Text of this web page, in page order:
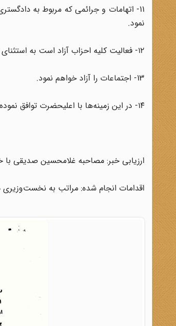
11- اتهامات و جرائمی که مربوط به
نمود.
۱۲- فعالیت کلیه احزاب آزاد است به استثنای حزب کمونیست که قانون اساسی آن را ممنوع کرده است.
13- اجتماعات را آزاد خواهم نمود.
۱۴- در این زمینه‌ها با اعلیحضرت توافق نموده‌ایم.
ارزیابی خبر: مصاحبه غلامحسین صدیقی با
اقدامات انجام شده: مراتب به